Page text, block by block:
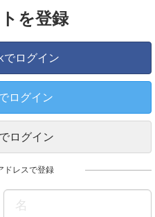
を登録
ログイン
ログイン
ログイン
ドレスで登録